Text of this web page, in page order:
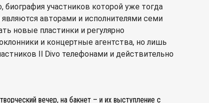
биография участников которой уже тогда
авторами и исполнителями семи
новые пластинки и регулярно
и концертные агентства, но лишь
Il Divo телефонами и действительно
вечер, на бакнет – и их выступление с